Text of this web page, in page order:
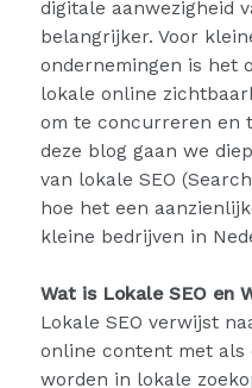
digitale aanwezigheid
belangrijker. Voor
ondernemingen is het
lokale online
om te concurreren en
deze blog gaan we
van lokale SEO
hoe het een
kleine bedrijven in
Wat is Lokale SEO en
Lokale SEO verwijst
online content met als
worden in lokale